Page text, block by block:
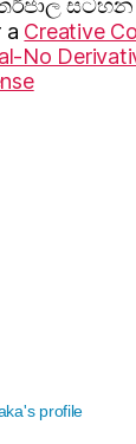
සටහන
a Creative
No
profile